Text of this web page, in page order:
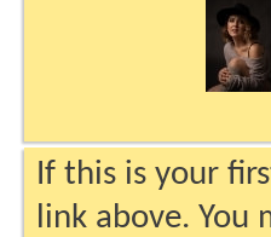
If this is your
link above. You